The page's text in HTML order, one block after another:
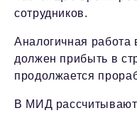
сотрудников.
Аналогичная работа
должен прибыть в
продолжается
В МИД рассчитывают,